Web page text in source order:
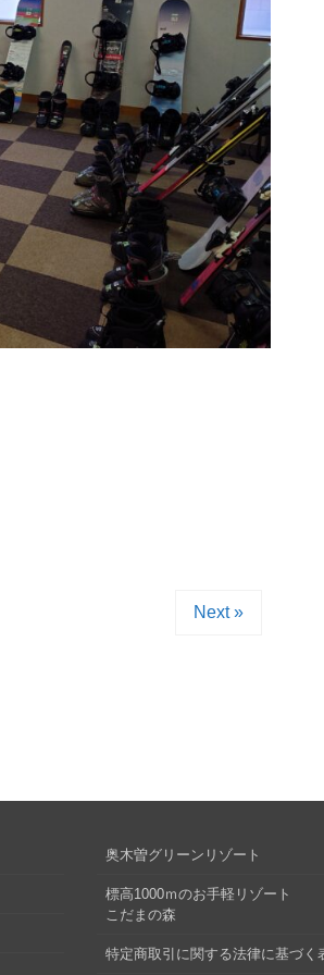
Next »
奥木曽グリーンリゾート
標高1000ｍのお手軽リゾート
こだまの森
特定商取引に関する法律に基づく